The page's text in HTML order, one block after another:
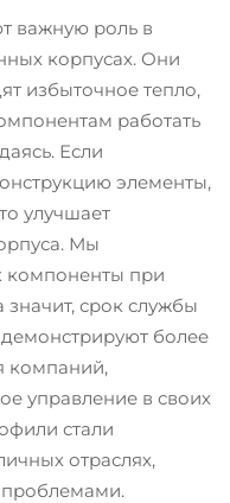
важную роль в
корпусах. Они
избыточное тепло,
работать
Если
элементы,
улучшает
Мы
компоненты при
срок службы
более
компаний,
управление в своих
стали
отраслях,